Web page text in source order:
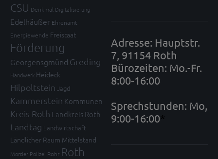
CSU Denkmal Digitalisierung
Edelhäußer Ehrenamt
Energiewende Freistaat
Förderung
Georgensgmünd Greding
Handwerk Heideck
Hilpoltstein Jagd
Kammerstein Kommunen
Kreis Roth Landkreis Roth
Landtag Landwirtschaft
Ländlicher Raum Mittelstand
Mortler Polizei Rohr Roth
Adresse: Hauptstr.
7, 91154 Roth
Bürozeiten: Mo.-Fr.
8:00-16:00
Sprechstunden: Mo,
9:00-16:00*